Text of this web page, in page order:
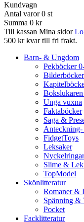
Kundvagn
Antal varor 0 st
Summa 0 kr
Till kassan Mina sidor
500 kr kvar till fri frakt.
Barn- & Ungdom
Pekböcker
Unga vuxna
Faktaböcker
Saga &
FidgetToys
Leksaker
Slime &
TopModel
Skönlitteratur
Romaner &
Spänning &
Pocket
Facklitteratur